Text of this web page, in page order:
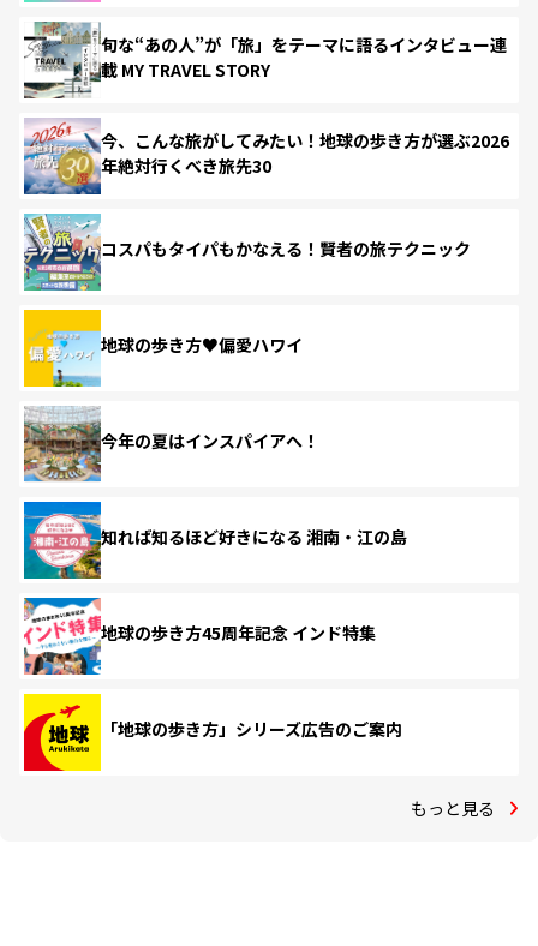
旬な“あの人”が「旅」をテーマに語るインタビュー連
載 MY TRAVEL STORY
今、こんな旅がしてみたい！地球の歩き方が選ぶ2026
年絶対行くべき旅先30
コスパもタイパもかなえる！賢者の旅テクニック
地球の歩き方♥偏愛ハワイ
今年の夏はインスパイアへ！
知れば知るほど好きになる 湘南・江の島
地球の歩き方45周年記念 インド特集
「地球の歩き方」シリーズ広告のご案内
もっと見る